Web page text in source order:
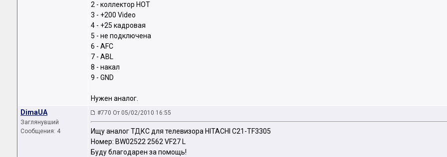
2 - коллектор HOT
3 - +200 Video
4 - +25 кадровая
5 - не подключена
6 - AFC
7 - ABL
8 - накал
9 - GND
Нужен аналог.
DimaUA
Заглянувший
Сообщения: 4
#770 От 05/02/2010 16:55
Ищу аналог ТДКС для телевизора HITACHI C21-TF3305
Номер: BW02522 2562 VF27 L
Буду благодарен за помощь!